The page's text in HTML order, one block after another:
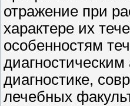
отражение при
характере их
особенностям
диагностике,
лечебных